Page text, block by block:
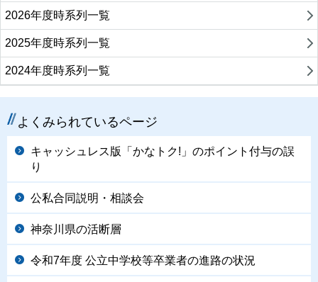
2026年度時系列一覧
2025年度時系列一覧
2024年度時系列一覧
よくみられているページ
キャッシュレス版「かなトク!」のポイント付与の誤
り
公私合同説明・相談会
神奈川県の活断層
令和7年度 公立中学校等卒業者の進路の状況